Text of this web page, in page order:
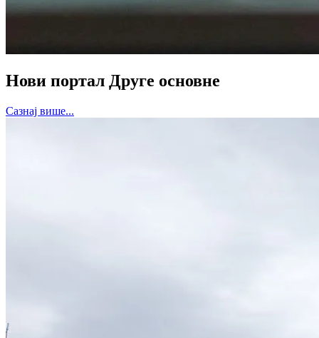
Нови портал Друге основне
Сазнај више...